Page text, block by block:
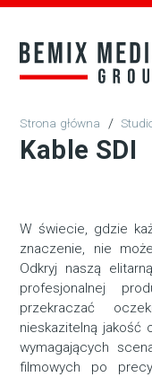
/
Kable SDI
W świecie, gdzie
znaczenie, nie
Odkryj naszą
profesjonalnej
przekraczać
nieskazitelną jakość
wymagających
filmowych po